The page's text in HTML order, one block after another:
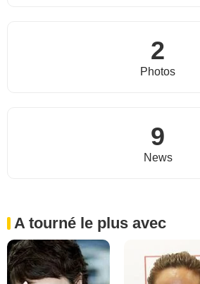
2
Photos
9
News
A tourné le plus avec